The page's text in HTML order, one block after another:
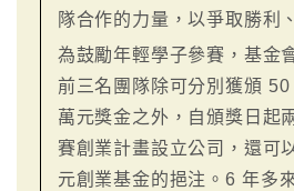
隊合作的力量，以爭取勝利
為鼓勵年輕學子參賽，基金
前三名團隊除可分別獲頒
萬元獎金之外，自頒獎日起
賽創業計畫設立公司，還可
元創業基金的挹注。6 年多